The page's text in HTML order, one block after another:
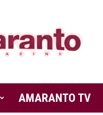
Amaranto
AMARANTO TV